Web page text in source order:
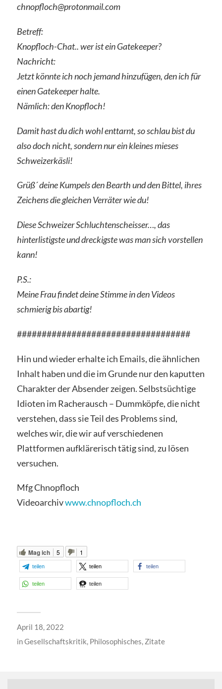
chnopfloch@protonmail.com
Betreff:
Knopfloch-Chat.. wer ist ein Gatekeeper?
Nachricht:
Jetzt könnte ich noch jemand hinzufügen, den ich für
einen Gatekeeper halte.
Nämlich: den Knopfloch!
Damit hast du dich wohl enttarnt, so schlau bist du
also doch nicht, sondern nur ein kleines mieses
Schweizerkäsli!
Grüß´ deine Kumpels den Bearth und den Bittel, ihres
Zeichens die gleichen Verräter wie du!
Diese Schweizer Schluchtenscheisser…, das
hinterlistigste und dreckigste was man sich vorstellen
kann!
P.S.:
Meine Frau findet deine Stimme in den Videos
schmierig bis abartig!
###################################
Hin und wieder erhalte ich Emails, die ähnlichen
Inhalt haben und die im Grunde nur den kaputten
Charakter der Absender zeigen. Selbstsüchtige
Idioten im Racherausch – Dummköpfe, die nicht
verstehen, dass sie Teil des Problems sind,
welches wir, die wir auf verschiedenen
Plattformen aufklärerisch tätig sind, zu lösen
versuchen.
Mfg Chnopfloch
Videoarchivwww.chnopfloch.ch
Mag ich 5 1
teilen teilen teilen
teilen teilen
April 18, 2022
inGesellschaftskritik, Philosophisches, Zitate